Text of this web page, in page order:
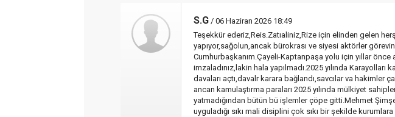
S.G / 06 Haziran 2026 18:49
Teşekkür ederiz,Reis.Zatıaliniz,Rize için elinden gelen
yapıyor,sağolun,ancak bürokrası ve siyesi aktörler görevini
Cumhurbaşkanım.Çayeli-Kaptanpaşa yolu için yıllar önce
imzaladınız,lakin hala yapılmadı.2025 yılında Karayolları
davaları açtı,davalr karara bağlandı,savcılar va hakimler
ancan kamulaştırma paraları 2025 yılında mülkiyet
yatmadığından bütün bü işlemler çöpe gitti.Mehmet
uyguladığı sıkı mali disiplini çok sıkı bir şekilde